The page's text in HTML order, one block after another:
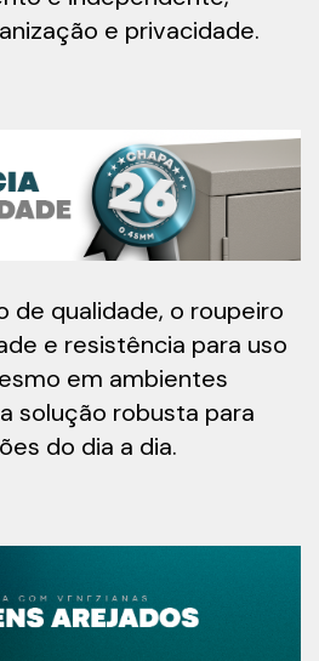
e privacidade.
de qualidade, o roupeiro
e resistência para uso
em ambientes
solução robusta para
do dia a dia.